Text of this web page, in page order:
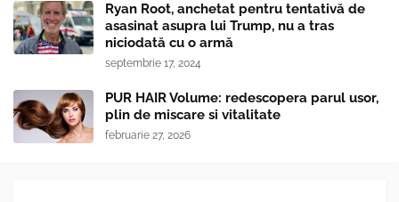
Ryan Root, anchetat pentru tentativă de
asasinat asupra lui Trump, nu a tras
niciodată cu o armă
septembrie 17, 2024
PUR HAIR Volume: redescopera parul usor,
plin de miscare si vitalitate
februarie 27, 2026